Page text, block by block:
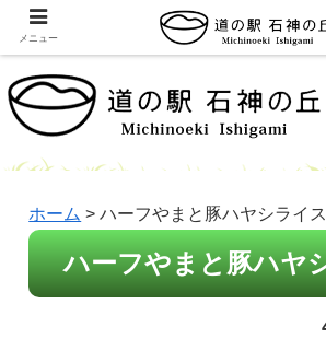
ホーム >ハーフやまと豚ハヤシライス
ハーフやまと豚ハヤ
メニュー